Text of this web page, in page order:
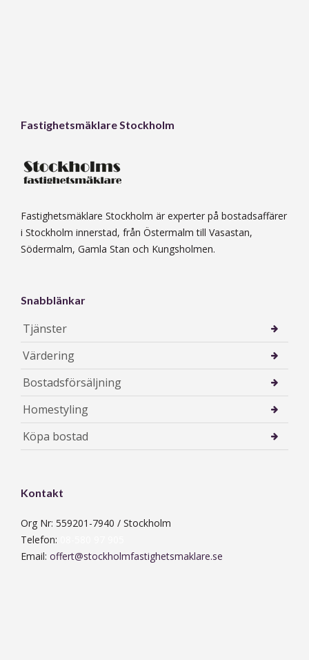
Fastighetsmäklare Stockholm
Fastighetsmäklare Stockholm är experter på bostadsaffärer
i Stockholm innerstad, från Östermalm till Vasastan,
Södermalm, Gamla Stan och Kungsholmen.
Snabblänkar
Tjänster
Värdering
Bostadsförsäljning
Homestyling
Köpa bostad
Kontakt
Org Nr: 559201-7940 / Stockholm
Telefon:
Email: offert@stockholmfastighetsmaklare.se